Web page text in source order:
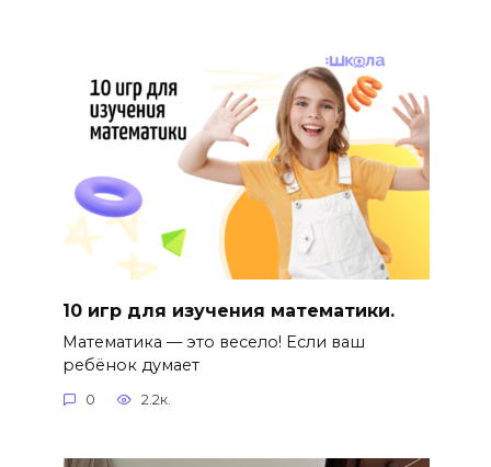
10 игр для изучения математики.
Математика — это весело! Если ваш
ребёнок думает
0 2.2к.